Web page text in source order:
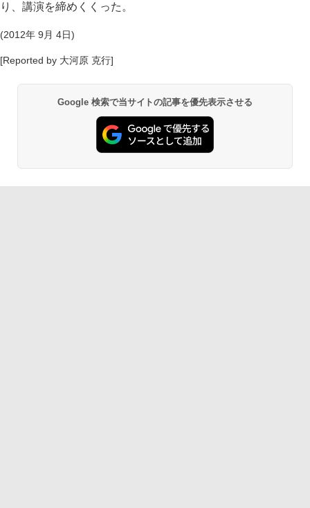
り、講演を締めくくった。
(2012年 9月 4日)
[Reported by 大河原 克行]
Google 検索で当サイトの記事を優先表示させる